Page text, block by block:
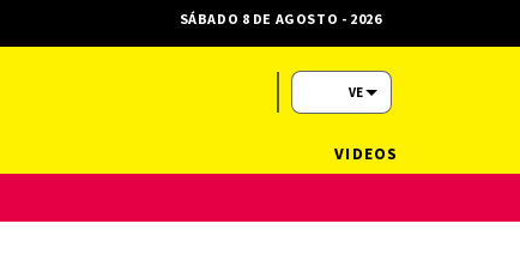
SÁBADO 8 DE AGOSTO - 2026
VE
VIDEOS